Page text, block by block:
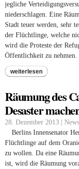
jegliche
niederschlagen. Eine
Stadt teuer werden, sehr
der Flüchtlinge, welche
wird die Proteste der
Öffentlichkeit zu nehmen.
weiterlesen
Räumung des
Desaster
28. Dezember 2013 |
Berlins Innensenator
Flüchtlinge auf dem
zu wollen. Da eine
ist, wird die Räumung